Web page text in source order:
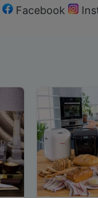
Facebook